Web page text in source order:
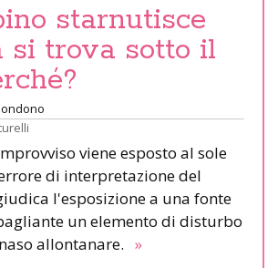
starnutisce
si trova sotto il
viene esposto al sole
di interpretazione del
l'esposizione a una fonte
un elemento di disturbo
allontanare. »